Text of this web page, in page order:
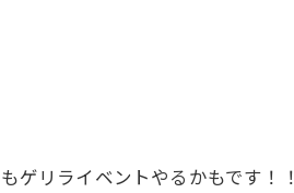
ゲリライベントやるかもです！！